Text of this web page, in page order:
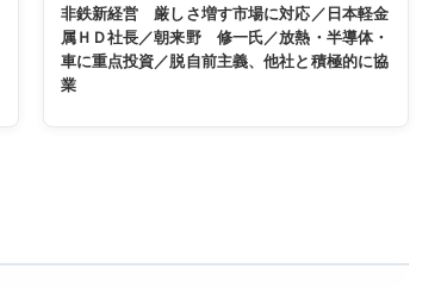
非鉄新経営 厳しさ増す市場に対応／日本軽金
属ＨＤ社長／朝来野 修一氏／放熱・半導体・
車に重点投資／脱自前主義、他社と積極的に協
業